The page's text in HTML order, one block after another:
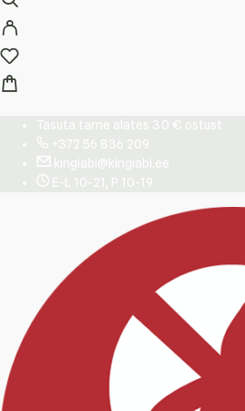
Tasuta tarne alates 30 € ostust
+372 56 836 209
kingiabi@kingiabi.ee
E-L 10-21, P 10-19